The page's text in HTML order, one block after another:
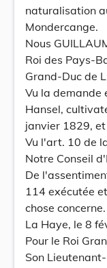
naturalisation
Mondercange.
Nous
Roi des Pays-
Grand-Duc de
Vu la demande
Hansel,
janvier 1829,
Vu l'art. 10 de
Notre Conseil
De
114 exécutée
chose concerne.
La Haye, le 8
Pour le Roi
Son